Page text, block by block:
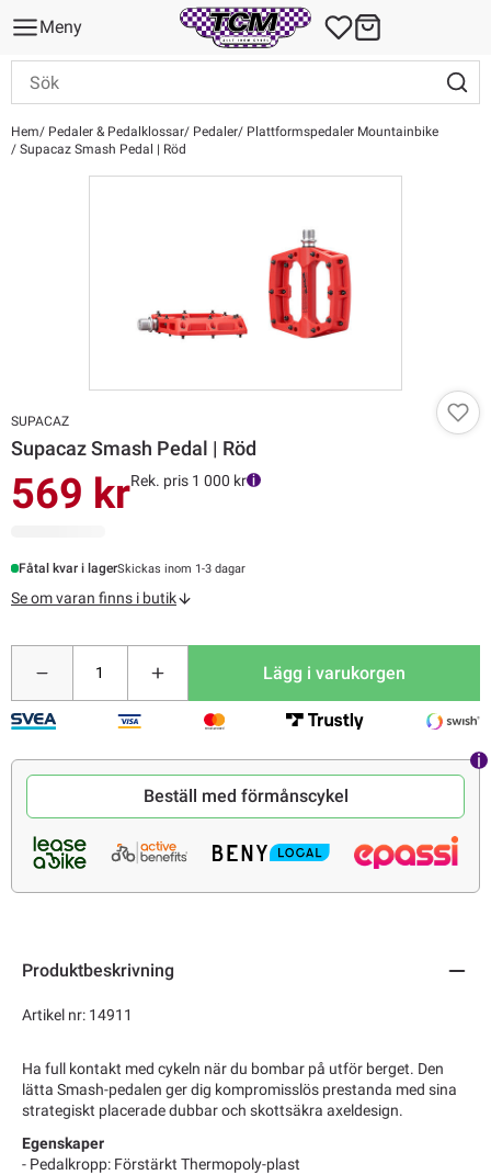
Meny
Hem Pedaler & Pedalklossar Pedaler
Plattformspedaler Mountainbike
Supacaz Smash Pedal | Röd
SUPACAZ
Supacaz Smash Pedal | Röd
569 krRek. pris 1 000 kr
Fåtal kvar i lagerSkickas inom 1-3 dagar
Se om varan finns i butik
Lägg i varukorgen
Beställ med förmånscykel
Produktbeskrivning
Artikel nr: 14911
Ha full kontakt med cykeln när du bombar på utför berget. Den
lätta Smash-pedalen ger dig kompromisslös prestanda med sina
strategiskt placerade dubbar och skottsäkra axeldesign.
Egenskaper
- Pedalkropp: Förstärkt Thermopoly-plast